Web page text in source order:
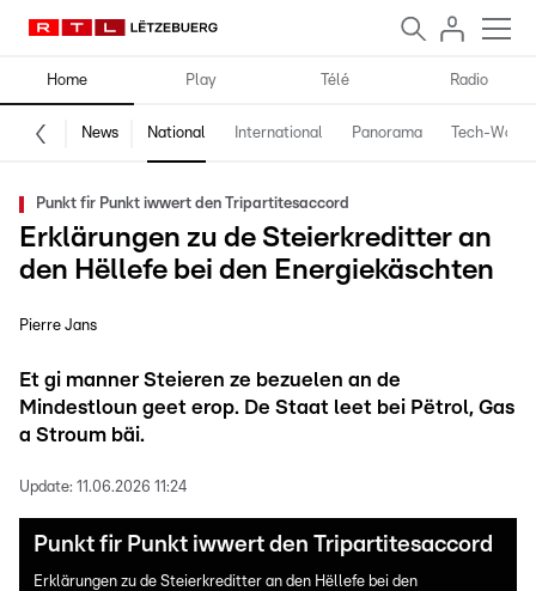
Home Play Télé Radio
News National International Panorama Tech-World
Punkt fir Punkt iwwert den Tripartitesaccord
Erklärungen zu de Steierkreditter an
den Hëllefe bei den Energiekäschten
Pierre Jans
Et gi manner Steieren ze bezuelen an de
Mindestloun geet erop. De Staat leet bei Pëtrol, Gas
a Stroum bäi.
Update: 11.06.2026 11:24
Punkt fir Punkt iwwert den Tripartitesaccord
Erklärungen zu de Steierkreditter an den Hëllefe bei den